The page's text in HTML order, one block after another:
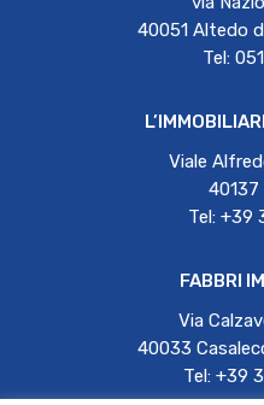
40051 Altedo
Tel:
Viale
Tel: +39
FABBRI
Via
40033
Tel: +39